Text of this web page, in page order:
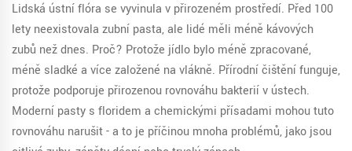
Lidská ústní flóra se vyvinula v přirozeném prostředí. Před 100
lety neexistovala zubní pasta, ale lidé měli méně kávových
zubů než dnes. Proč? Protože jídlo bylo méně zpracované,
méně sladké a více založené na vlákně. Přírodní čištění funguje,
protože podporuje přirozenou rovnováhu bakterií v ústech.
Moderní pasty s floridem a chemickými přísadami mohou tuto
rovnováhu narušit - a to je příčinou mnoha problémů, jako jsou